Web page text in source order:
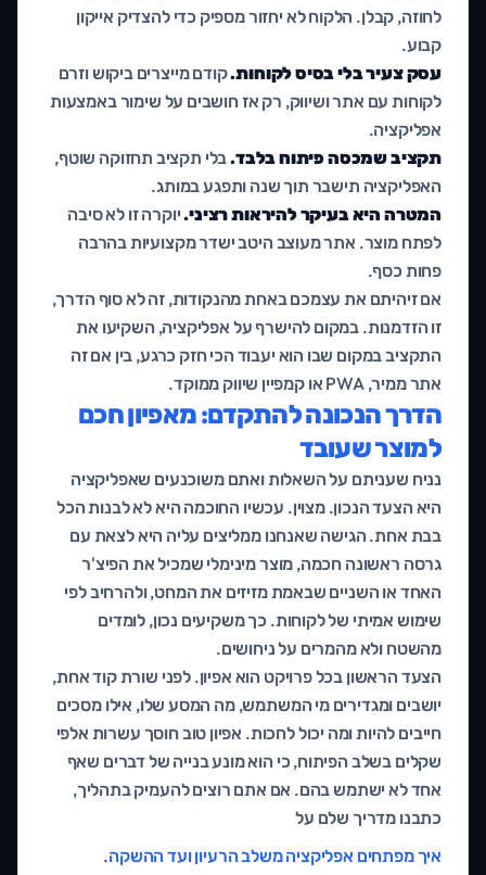
לחוזה, קבלן. הלקוח לא יחזור מספיק כדי להצדיק אייקון
קבוע.
עסק צעיר בלי בסיס לקוחות.קודם מייצרים ביקוש וזרם
לקוחות עם אתר ושיווק, רק אז חושבים על שימור באמצעות
אפליקציה.
תקציב שמכסה פיתוח בלבד.בלי תקציב תחזוקה שוטף,
האפליקציה תישבר תוך שנה ותפגע במותג.
המטרה היא בעיקר להיראות רציני.יוקרה זו לא סיבה
לפתח מוצר. אתר מעוצב היטב ישדר מקצועיות בהרבה
פחות כסף.
אם זיהיתם את עצמכם באחת מהנקודות, זה לא סוף הדרך,
זו הזדמנות. במקום להישרף על אפליקציה, השקיעו את
התקציב במקום שבו הוא יעבוד הכי חזק כרגע, בין אם זה
אתר ממיר, PWA או קמפיין שיווק ממוקד.
הדרך הנכונה להתקדם: מאפיון חכם
למוצר שעובד
נניח שעניתם על השאלות ואתם משוכנעים שאפליקציה
היא הצעד הנכון. מצוין. עכשיו החוכמה היא לא לבנות הכל
בבת אחת. הגישה שאנחנו ממליצים עליה היא לצאת עם
גרסה ראשונה חכמה, מוצר מינימלי שמכיל את הפיצ'ר
האחד או השניים שבאמת מזיזים את המחט, ולהרחיב לפי
שימוש אמיתי של לקוחות. כך משקיעים נכון, לומדים
מהשטח ולא מהמרים על ניחושים.
הצעד הראשון בכל פרויקט הוא אפיון. לפני שורת קוד אחת,
יושבים ומגדירים מי המשתמש, מה המסע שלו, אילו מסכים
חייבים להיות ומה יכול לחכות. אפיון טוב חוסך עשרות אלפי
שקלים בשלב הפיתוח, כי הוא מונע בנייה של דברים שאף
אחד לא ישתמש בהם. אם אתם רוצים להעמיק בתהליך,
כתבנו מדריך שלם על
איך מפתחים אפליקציה משלב הרעיון ועד ההשקה.